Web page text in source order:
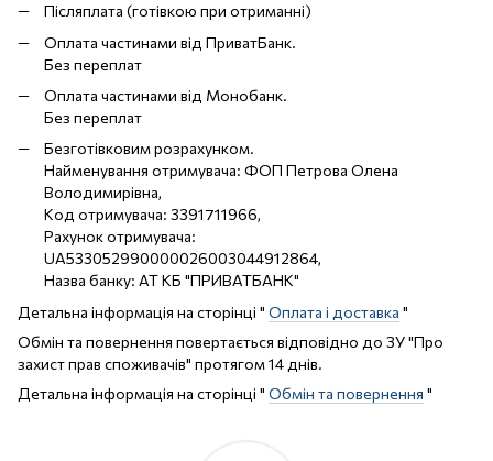
Післяплата (готівкою при отриманні)
Оплата частинами від ПриватБанк.
Без переплат
Оплата частинами від Монобанк.
Без переплат
Безготівковим розрахунком.
Найменування отримувача: ФОП Петрова Олена
Володимирівна,
Код отримувача: 3391711966,
Рахунок отримувача:
UA533052990000026003044912864,
Назва банку: АТ КБ "ПРИВАТБАНК"
Детальна інформація на сторінці " Оплата і доставка "
Обмін та повернення повертається відповідно до ЗУ "Про
захист прав споживачів" протягом 14 днів.
Детальна інформація на сторінці " Обмін та повернення "